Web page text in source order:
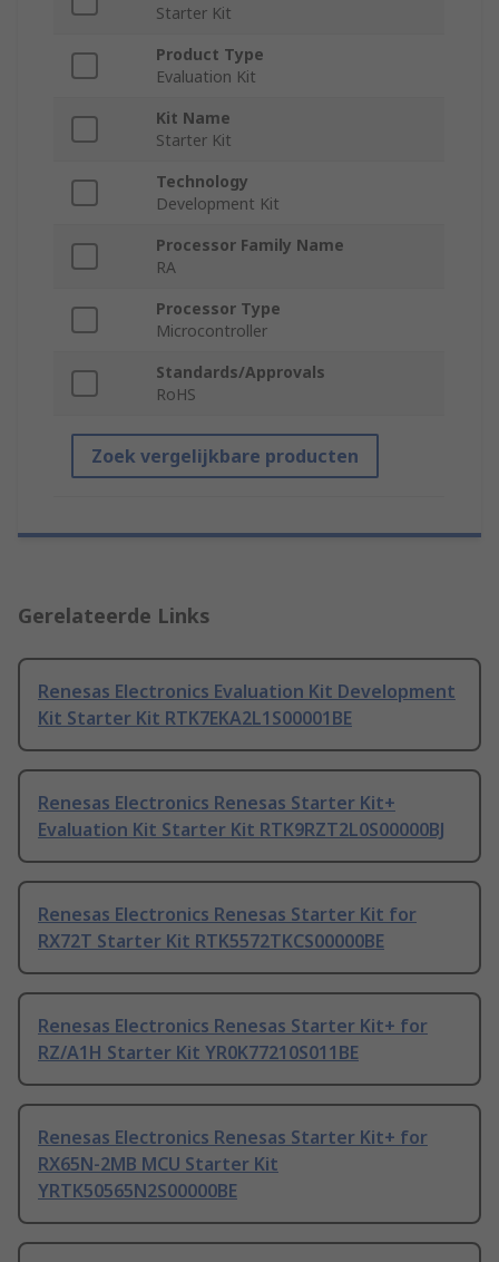
Starter Kit
Product Type
Evaluation Kit
Kit Name
Starter Kit
Technology
Development Kit
Processor Family Name
RA
Processor Type
Microcontroller
Standards/Approvals
RoHS
Zoek vergelijkbare producten
Gerelateerde Links
Renesas Electronics Evaluation Kit Development
Kit Starter Kit RTK7EKA2L1S00001BE
Renesas Electronics Renesas Starter Kit+
Evaluation Kit Starter Kit RTK9RZT2L0S00000BJ
Renesas Electronics Renesas Starter Kit for
RX72T Starter Kit RTK5572TKCS00000BE
Renesas Electronics Renesas Starter Kit+ for
RZ/A1H Starter Kit YR0K77210S011BE
Renesas Electronics Renesas Starter Kit+ for
RX65N-2MB MCU Starter Kit
YRTK50565N2S00000BE